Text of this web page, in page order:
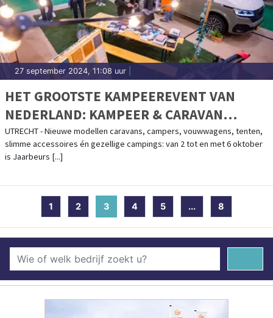
27 september 2024, 11:08 uur
HET GROOTSTE KAMPEEREVENT VAN
NEDERLAND: KAMPEER & CARAVAN
JAARBEURS
UTRECHT - Nieuwe modellen caravans, campers, vouwwagens, tenten,
slimme accessoires én gezellige campings: van 2 tot en met 6 oktober
is Jaarbeurs [...]
1 2 3 (current)
4 5 ... 8